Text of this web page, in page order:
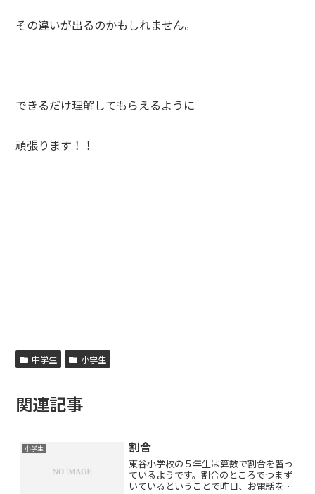
その違いが出るのかもしれません。
できるだけ理解してもらえるように
頑張ります！！
中学生 小学生
関連記事
小学生 割合
東谷小学校の５年生は算数で割合を習っ
ているようです。割合のところでつまず
いているということで昨日、お電話をい